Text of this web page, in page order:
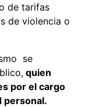
de tarifas
de violencia o
se
quien
por el cargo
personal.